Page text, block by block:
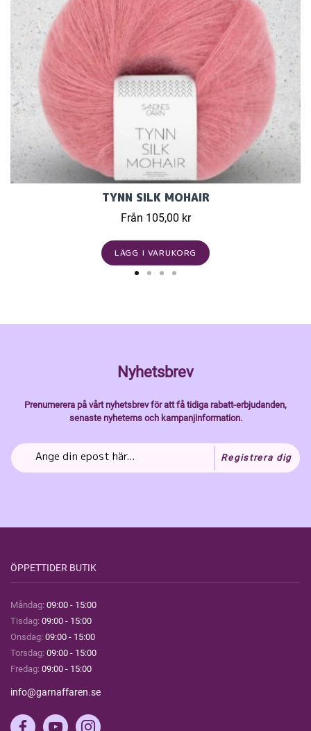
TYNN SILK MOHAIR
Från 105,00 kr
LÄGG I VARUKORG
Nyhetsbrev
Prenumerera på vårt nyhetsbrev för att få tidiga rabatt-erbjudanden,
senaste nyheterns och kampanjinformation.
Registrera dig
ÖPPETTIDER BUTIK
Måndag: 09:00 - 15:00
Tisdag: 09:00 - 15:00
Onsdag: 09:00 - 15:00
Torsdag: 09:00 - 15:00
Fredag: 09:00 - 15:00
info@garnaffaren.se